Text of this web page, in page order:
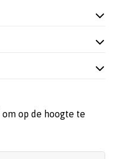
op de hoogte te